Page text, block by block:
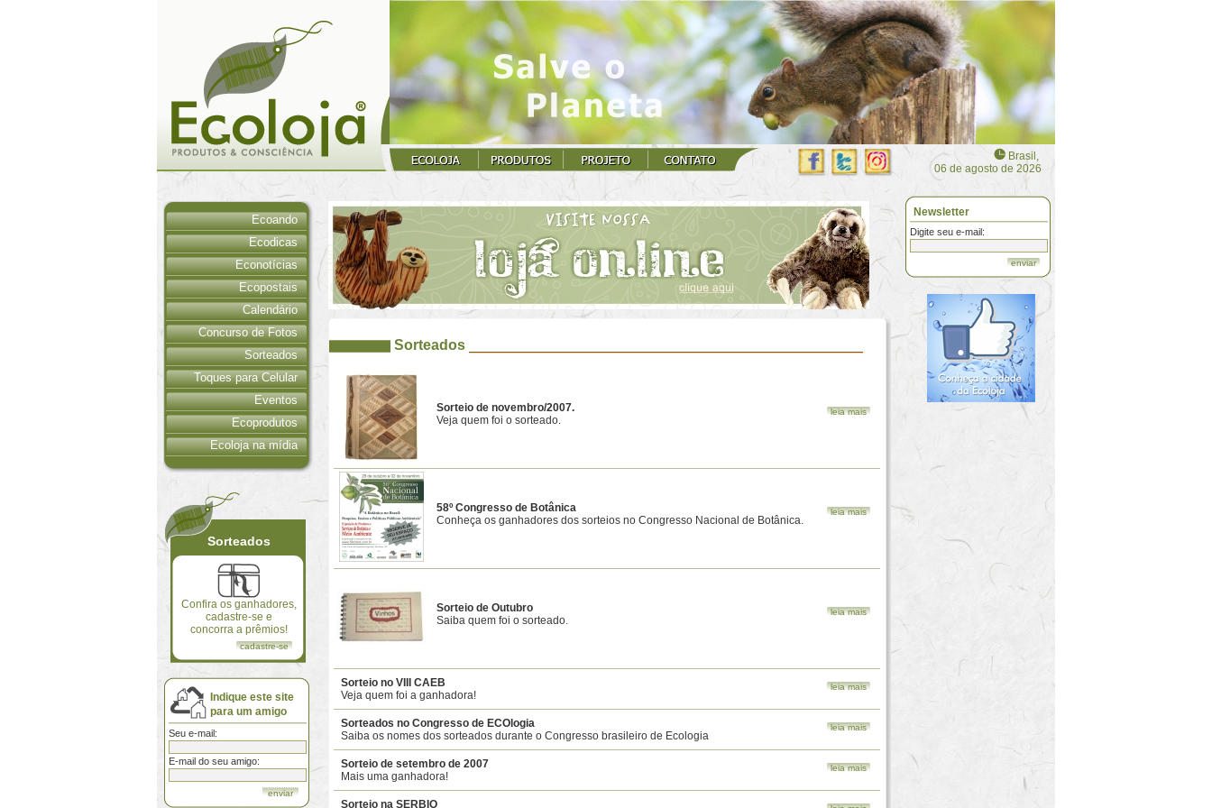
Brasil,
06 de agosto de 2026
Ecoando
Ecodicas
Econotícias
Ecopostais
Calendário
Concurso de Fotos
Sorteados
Toques para Celular
Eventos
Ecoprodutos
Ecoloja na mídia
Sorteados
Confira os ganhadores,
cadastre-se e
concorra a prêmios!
cadastre-se
Indique este site
para um amigo
Seu e-mail:
E-mail do seu amigo:
Sorteados
leia mais
Sorteio de novembro/2007.
Veja quem foi o sorteado.
leia mais
58º Congresso de Botânica
Conheça os ganhadores dos sorteios no Congresso Nacional de Botânica.
leia mais
Sorteio de Outubro
Saiba quem foi o sorteado.
leia mais
Sorteio no VIII CAEB
Veja quem foi a ganhadora!
leia mais
Sorteados no Congresso de ECOlogia
Saiba os nomes dos sorteados durante o Congresso brasileiro de Ecologia
leia mais
Sorteio de setembro de 2007
Mais uma ganhadora!
Sorteio na SERBIO
Newsletter
Digite seu e-mail:
enviar